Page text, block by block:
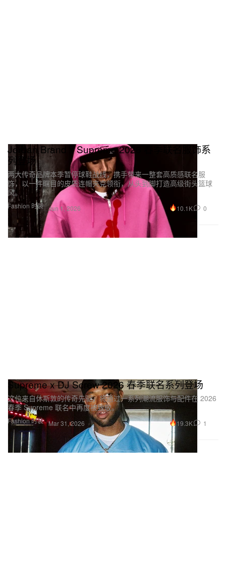
Fashion 时装
Jordan Brand x Supreme 2026 春季联名服饰系
列登场
两大传奇品牌本季暂停球鞋战线，携手带来一整套高质感联名服
饰，以一件瞩目的皮质连帽夹克领衔，从头到脚打造高级街头篮球
风。
Jun 1, 2026 10.1K 0
Fashion 时装
Supreme x DJ Screw 2026 春季联名系列登场
这位来自休斯敦的传奇先驱，将通过一系列潮流服饰与配件在 2026
春季 Supreme 联名中再度被致敬。
Mar 31, 2026 19.3K 1